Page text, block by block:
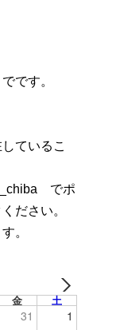
です。
ているこ
でポ
ださい。
。
金 土
31 1